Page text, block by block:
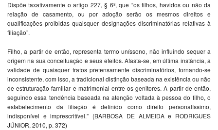
Dispõe taxativamente o artigo 227, § 6º, que “os filhos, havidos ou não da
relação de casamento, ou por adoção serão os mesmos direitos e
qualificações proibidas quaisquer designações discriminatórias relativas à
filiação”.
Filho, a partir de então, representa termo uníssono, não influindo sequer a
origem na sua conceituação e seus efeitos. Afasta-se, em última instância, a
validade de quaisquer tratos pretensamente discriminatórios, tornando-se
inconsistente, com isso, a tradicional distinção baseada na existência ou não
de estruturação familiar e matrimonial entre os genitores. A partir de então,
seguindo essa tendência baseada na atenção voltada à pessoa do filho, o
estabelecimento da filiação é definido como direito personalíssimo,
indisponível e imprescritível.” (BARBOSA DE ALMEIDA e RODRIGUES
JÚNIOR, 2010, p. 372)